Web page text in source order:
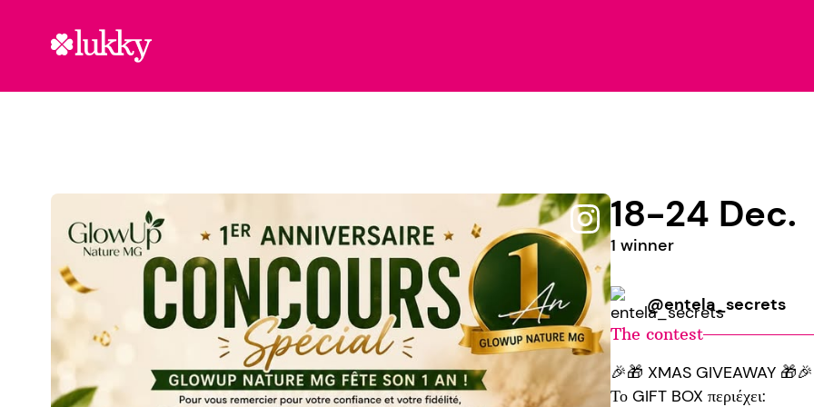
18-24 Dec.
1 winner
@entela_secrets
The contest
🎉🎁 XMAS GIVEAWAY 🎁🎉
Το GIFT BOX περιέχει: